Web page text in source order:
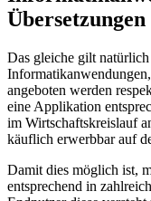
Übersetzungen
Das gleiche gilt
angeboten werden
eine Applikation
im Wirtschaftskreislauf
käuflich erwerbbar auf
Damit dies möglich ist,
entsprechend in